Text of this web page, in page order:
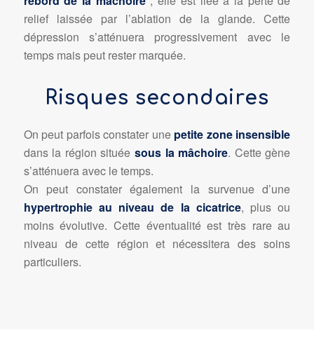
relief laissée par l’ablation de la glande. Cette
dépression s’atténuera progressivement avec le
temps mais peut rester marquée.
Risques secondaires
On peut parfois constater une petite zone insensible
dans la région située sous la mâchoire. Cette gène
s’atténuera avec le temps.
On peut constater également la survenue d’une
hypertrophie au niveau de la cicatrice, plus ou
moins évolutive. Cette éventualité est très rare au
niveau de cette région et nécessitera des soins
particuliers.